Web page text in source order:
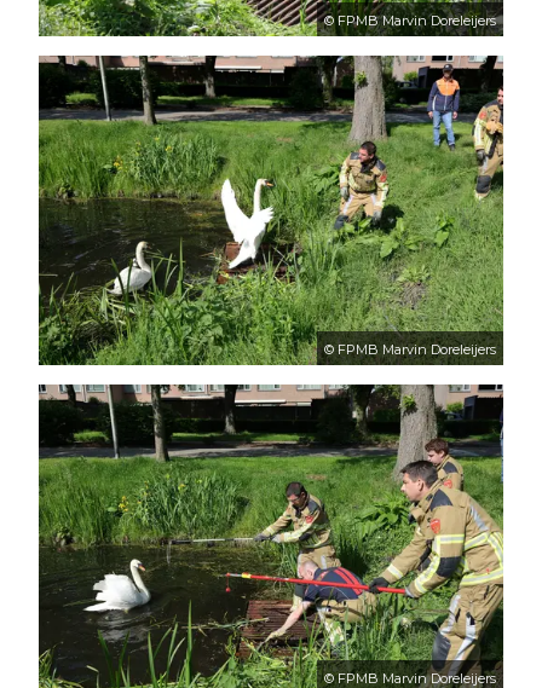
© FPMB Marvin Doreleijers
© FPMB Marvin Doreleijers
© FPMB Marvin Doreleijers